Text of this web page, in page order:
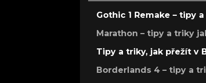
Gothic 1 Remake – tipy
Marathon – tipy a triky
Tipy a triky, jak přežít v
Borderlands 4 – tipy a